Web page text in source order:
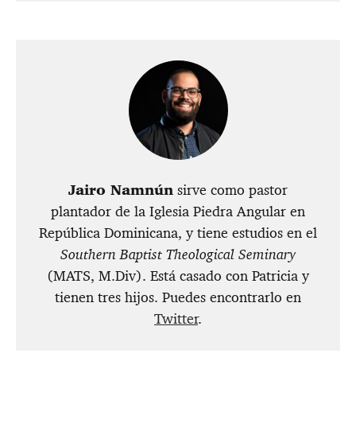
Jairo Namnún sirve como pastor
plantador de la Iglesia Piedra Angular en
República Dominicana, y tiene estudios en el
Southern Baptist Theological Seminary
(MATS, M.Div). Está casado con Patricia y
tienen tres hijos. Puedes encontrarlo en
Twitter.